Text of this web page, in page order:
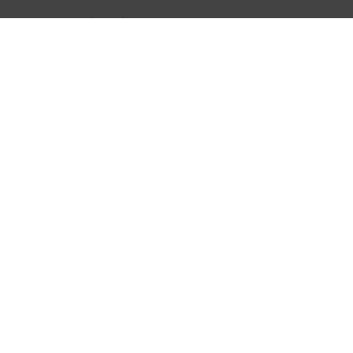
συγγραφέα(2003) Μαρία Πανουργιά